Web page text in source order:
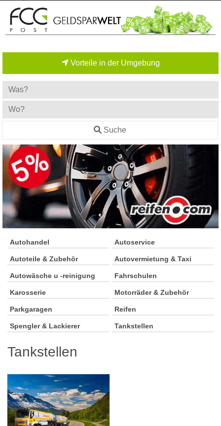
Vorteile in der Umgebung
Suche
Autohandel Autoservice
Autoteile & Zubehör Autovermietung & Taxi
Autowäsche u -reinigung Fahrschulen
Karosserie Motorräder & Zubehör
Parkgaragen Reifen
Spengler & Lackierer Tankstellen
Tankstellen